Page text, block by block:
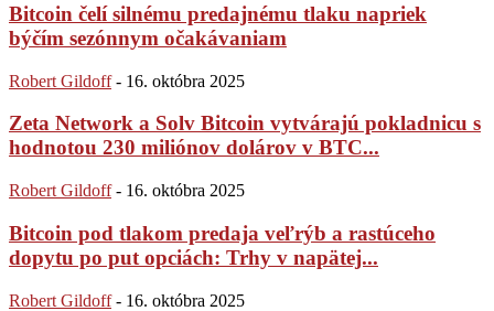
Bitcoin čelí silnému predajnému tlaku napriek
býčím sezónnym očakávaniam
Robert Gildoff - 16. októbra 2025
Zeta Network a Solv Bitcoin vytvárajú pokladnicu s
hodnotou 230 miliónov dolárov v BTC...
Robert Gildoff - 16. októbra 2025
Bitcoin pod tlakom predaja veľrýb a rastúceho
dopytu po put opciách: Trhy v napätej...
Robert Gildoff - 16. októbra 2025